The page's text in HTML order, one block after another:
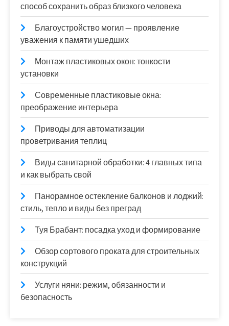
способ сохранить образ близкого человека
Благоустройство могил — проявление
уважения к памяти ушедших
Монтаж пластиковых окон: тонкости
установки
Современные пластиковые окна:
преображение интерьера
Приводы для автоматизации
проветривания теплиц
Виды санитарной обработки: 4 главных типа
и как выбрать свой
Панорамное остекление балконов и лоджий:
стиль, тепло и виды без преград
Туя Брабант: посадка уход и формирование
Обзор сортового проката для строительных
конструкций
Услуги няни: режим, обязанности и
безопасность